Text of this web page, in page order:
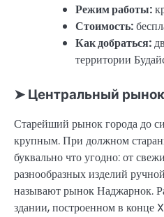
Режим работы:
Стоимость:
Как добраться:
территории
➤ Центральный рынок
Старейший рынок города до
крупным. При должном
буквально что угодно: от
разнообразных изделий
называют рынок Наджарнок.
здании, построенном в конце